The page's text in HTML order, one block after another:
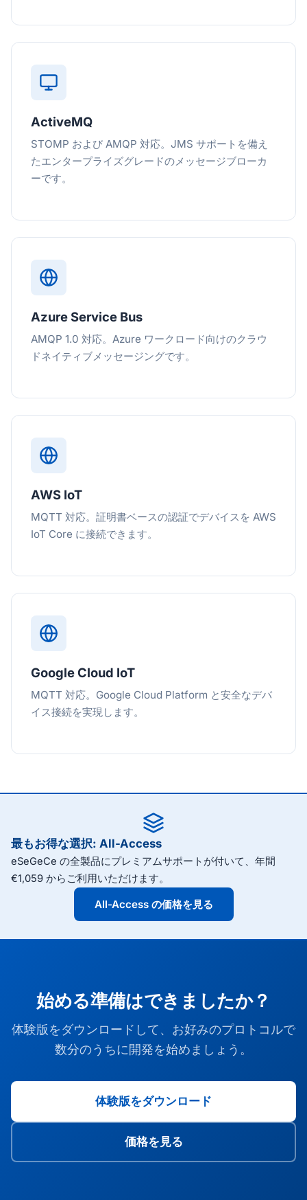
ActiveMQ
STOMP および AMQP 対応。JMS サポートを備え
たエンタープライズグレードのメッセージブローカ
ーです。
Azure Service Bus
AMQP 1.0 対応。Azure ワークロード向けのクラウ
ドネイティブメッセージングです。
AWS IoT
MQTT 対応。証明書ベースの認証でデバイスを AWS
IoT Core に接続できます。
Google Cloud IoT
MQTT 対応。Google Cloud Platform と安全なデバ
イス接続を実現します。
最もお得な選択: All-Access
eSeGeCe の全製品にプレミアムサポートが付いて、年間
€1,059 からご利用いただけます。
All-Access の価格を見る
始める準備はできましたか？
体験版をダウンロードして、お好みのプロトコルで
数分のうちに開発を始めましょう。
体験版をダウンロード
価格を見る